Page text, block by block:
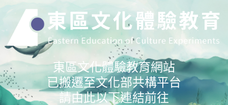
東區文化體驗教育網站
已搬遷至文化部共構平台
請由此以下連結前往